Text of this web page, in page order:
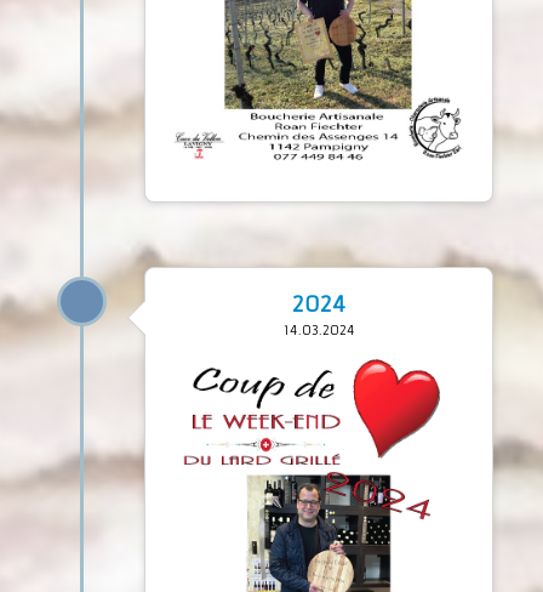
2024
14.03.2024